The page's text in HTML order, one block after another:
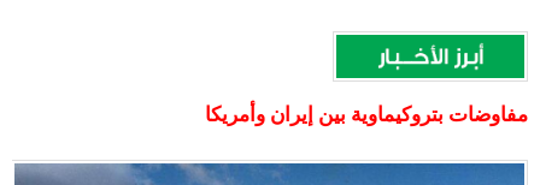
مفاوضات بتروكيماوية بين إيران وأمريكا